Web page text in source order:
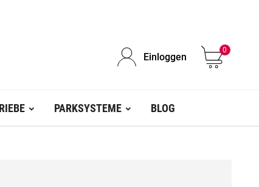
Einloggen
0
PARKSYSTEME BLOG